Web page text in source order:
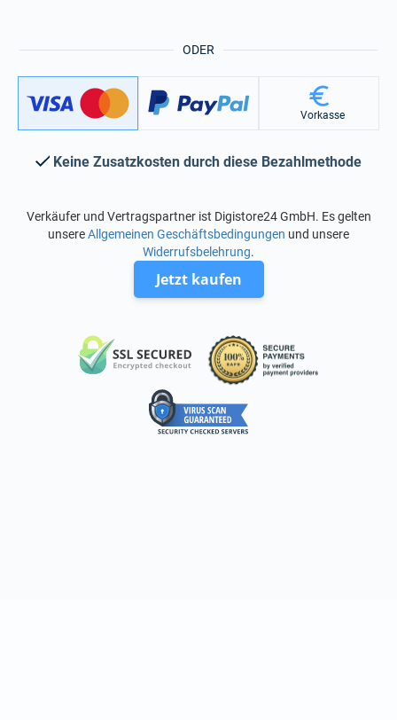
ODER
Vorkasse
Keine Zusatzkosten durch diese Bezahlmethode
Verkäufer und Vertragspartner ist Digistore24 GmbH. Es gelten
unsereAllgemeinen Geschäftsbedingungen und unsere
Widerrufsbelehrung.
Jetzt kaufen